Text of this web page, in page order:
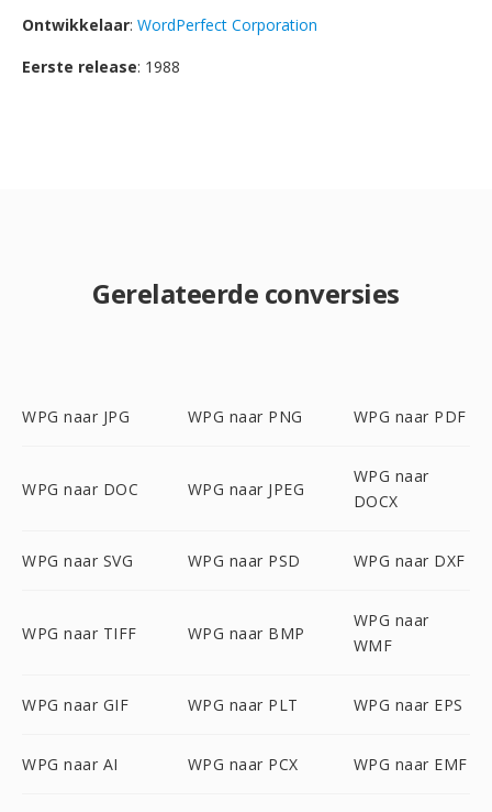
Ontwikkelaar: WordPerfect Corporation
Eerste release: 1988
Gerelateerde conversies
WPG naar JPG WPG naar PNG WPG naar PDF
WPG naar DOC WPG naar JPEG
WPG naar
DOCX
WPG naar SVG WPG naar PSD WPG naar DXF
WPG naar TIFF WPG naar BMP
WPG naar
WMF
WPG naar GIF WPG naar PLT WPG naar EPS
WPG naar AI WPG naar PCX WPG naar EMF